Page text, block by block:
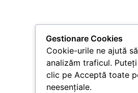
Gestionare Cookies
Cookie-urile ne ajută
analizăm traficul.
clic pe Acceptă toate
neesențiale.